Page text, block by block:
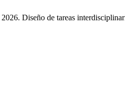
Diseño de tareas